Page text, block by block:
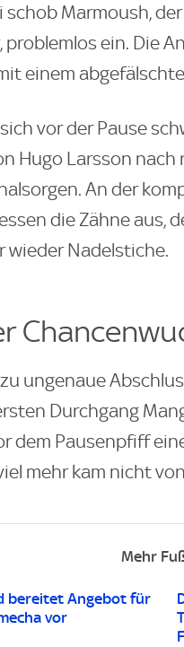
schob Marmoush,
problemlos ein. Die
einem
vor der Pause
Hugo Larsson
An der
die Zähne aus,
wieder Nadelstiche.
ungenaue
Durchgang
dem Pausenpfiff
mehr kam nicht
Mehr
bereitet Angebot für
vor